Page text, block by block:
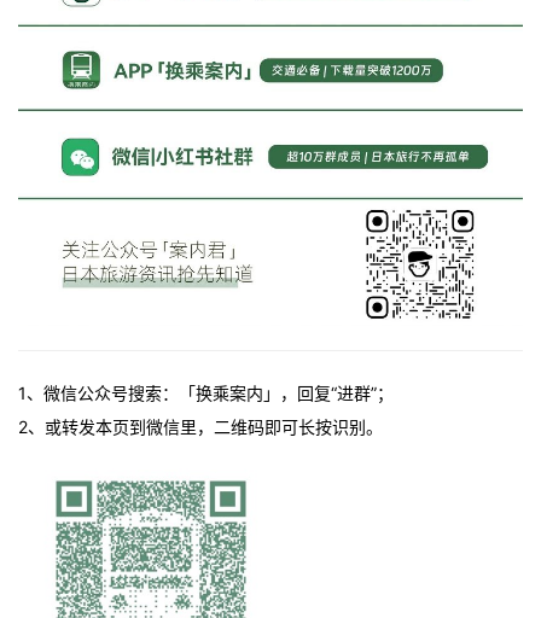
1、微信公众号搜索：「换乘案内」，回复“进群”；
2、或转发本页到微信里，二维码即可长按识别。